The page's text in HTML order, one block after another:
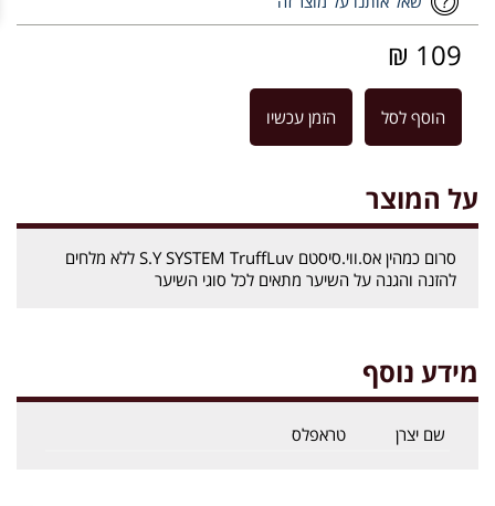
109 ₪
הוסף לסל הזמן עכשיו
על המוצר
סרום כמהין אס.ווי.סיסטם S.Y SYSTEM TruffLuv ללא מלחים
להזנה והגנה על השיער מתאים לכל סוגי השיער
מידע נוסף
שם יצרן טראפלס